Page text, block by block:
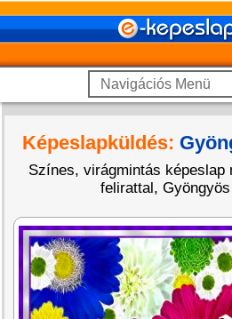
Képeslapküldés:
Színes, virágmintás képeslap
felirattal,